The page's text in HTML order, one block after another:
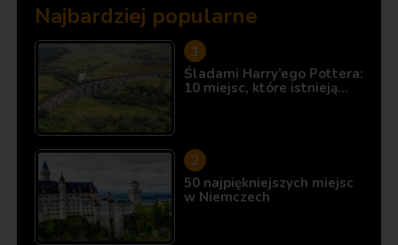
Najbardziej popularne
Śladami Harry’ego Pottera:
10 miejsc, które istnieją…
50 najpiękniejszych miejsc
w Niemczech